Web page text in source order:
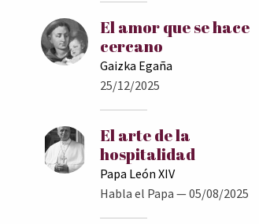
El amor que se hace
cercano
Gaizka Egaña
25/12/2025
El arte de la
hospitalidad
Papa León XIV
Habla el Papa — 05/08/2025